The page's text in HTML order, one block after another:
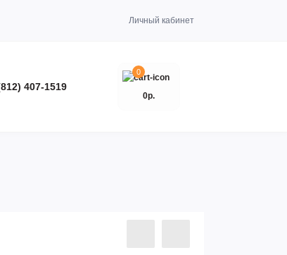
Личный кабинет
407-1519
0
0р.